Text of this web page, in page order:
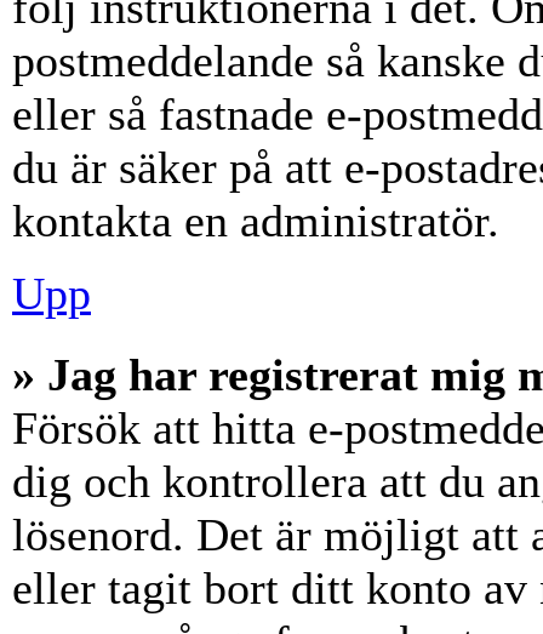
postmeddelande så kanske
eller så fastnade e-
du är säker på att e-
kontakta en administratör.
Upp
» Jag har registrerat mig
Försök att hitta e-
dig och kontrollera att du
lösenord. Det är möjligt att
eller tagit bort ditt konto av